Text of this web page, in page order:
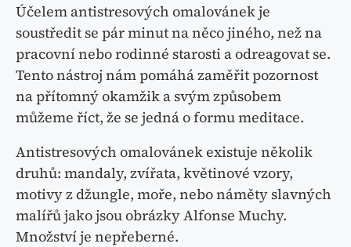
Účelem antistresových omalovánek je
soustředit se pár minut na něco jiného, než na
pracovní nebo rodinné starosti a odreagovat se.
Tento nástroj nám pomáhá zaměřit pozornost
na přítomný okamžik a svým způsobem
můžeme říct, že se jedná o formu meditace.
Antistresových omalovánek existuje několik
druhů: mandaly, zvířata, květinové vzory,
motivy z džungle, moře, nebo náměty slavných
malířů jako jsou obrázky Alfonse Muchy.
Množství je nepřeberné.